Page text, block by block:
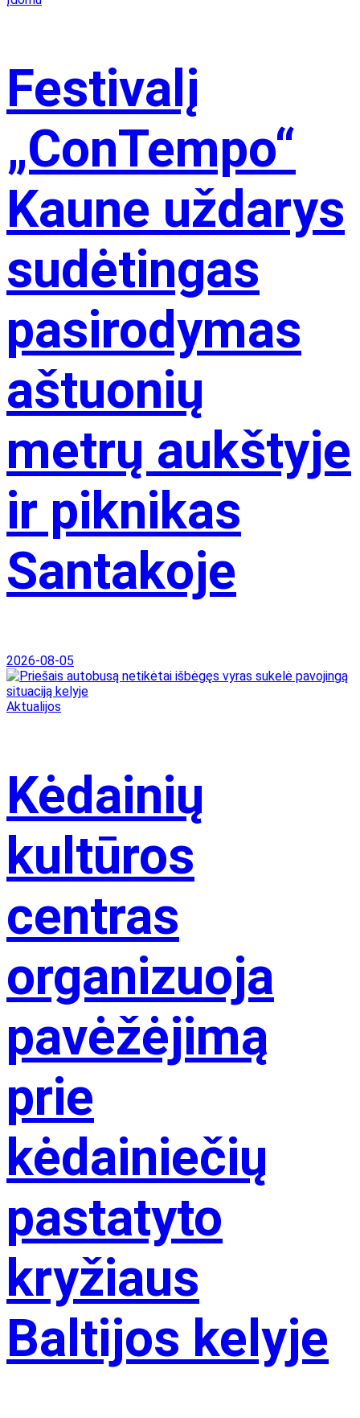
Festivalį
„ConTempo“
Kaune uždarys
sudėtingas
pasirodymas
aštuonių
metrų aukštyje
ir piknikas
Santakoje
2026-08-05
Aktualijos
Kėdainių
kultūros
centras
organizuoja
pavėžėjimą
prie
kėdainiečių
pastatyto
kryžiaus
Baltijos kelyje